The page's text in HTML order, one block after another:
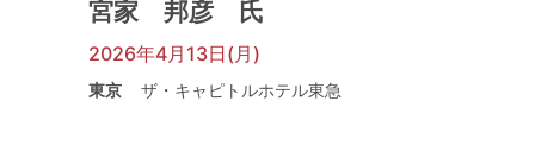
宮家 邦彦 氏
2026年4月13日(月)
東京 ザ・キャピトルホテル東急